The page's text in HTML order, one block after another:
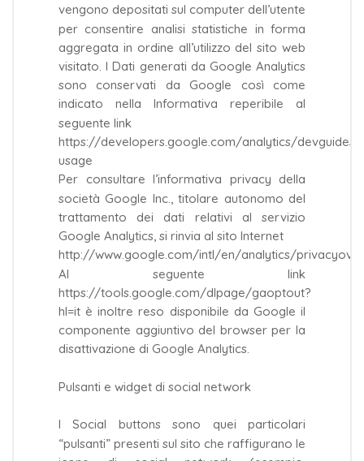
vengono depositati sul computer dell’utente
per consentire analisi statistiche in forma
aggregata in ordine all’utilizzo del sito web
visitato. I Dati generati da Google Analytics
sono conservati da Google così come
indicato nella Informativa reperibile al
seguente link
https://developers.google.com/analytics/
usage
Per consultare l’informativa privacy della
società Google Inc., titolare autonomo del
trattamento dei dati relativi al servizio
Google Analytics, si rinvia al sito Internet
http://www.google.com/intl/en/analytics/
Al seguente link
https://tools.google.com/dlpage/gaoptout?
hl=it è inoltre reso disponibile da Google il
componente aggiuntivo del browser per la
disattivazione di Google Analytics.
Pulsanti e widget di social network
I Social buttons sono quei particolari
“pulsanti” presenti sul sito che raffigurano le